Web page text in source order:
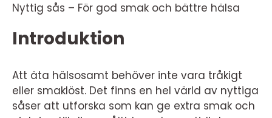
Nyttig sås – För god smak och bättre hälsa
Introduktion
Att äta hälsosamt behöver inte vara tråkigt
eller smaklöst. Det finns en hel värld av nyttiga
såser att utforska som kan ge extra smak och